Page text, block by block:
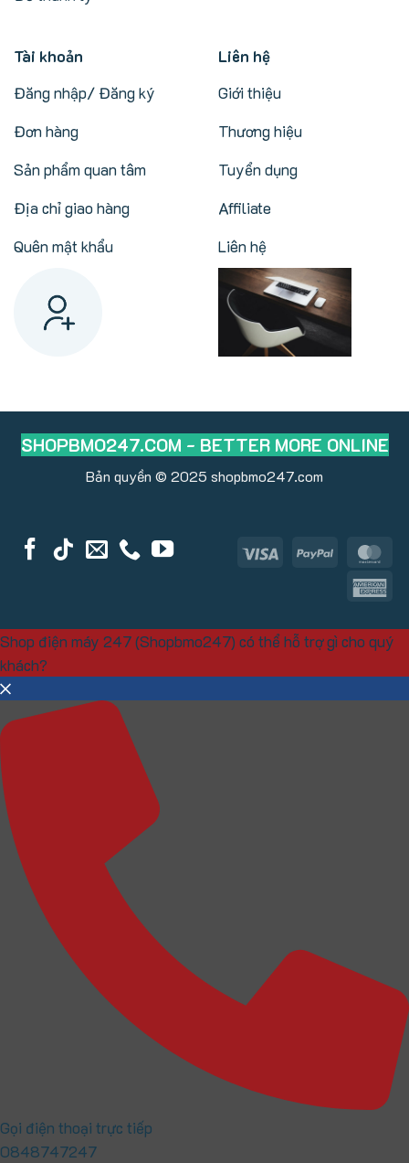
Tài khoản
Đăng nhập/ Đăng ký
Đơn hàng
Sản phẩm quan tâm
Địa chỉ giao hàng
Quên mật khẩu
Liên hệ
Giới thiệu
Thương hiệu
Tuyển dụng
Affiliate
Liên hệ
SHOPBMO247.COM - BETTER MORE ONLINE
Bản quyền © 2025 shopbmo247.com
Visa PayPal
Shop điện máy 247 (Shopbmo247) có thể hỗ trợ gì cho quý
khách?
Gọi điện thoại trực tiếp
0848747247